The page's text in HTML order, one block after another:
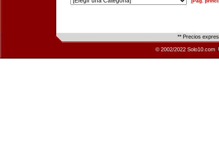
** Precios
© 2002/2022 Solo10.com